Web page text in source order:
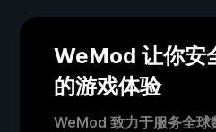
WeMod 让你安
的游戏体验
WeMod 致力于服务全球